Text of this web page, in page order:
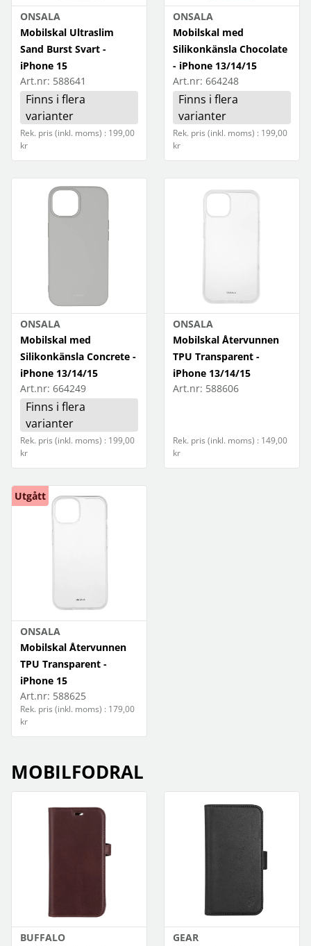
ONSALA
Mobilskal Ultraslim
Sand Burst Svart -
iPhone 15
Art.nr: 588641
Finns i flera
varianter
Rek. pris (inkl. moms) : 199,00
kr
ONSALA
Mobilskal med
Silikonkänsla Chocolate
- iPhone 13/14/15
Art.nr: 664248
Finns i flera
varianter
Rek. pris (inkl. moms) : 199,00
kr
ONSALA
Mobilskal med
Silikonkänsla Concrete -
iPhone 13/14/15
Art.nr: 664249
Finns i flera
varianter
Rek. pris (inkl. moms) : 199,00
kr
ONSALA
Mobilskal Återvunnen
TPU Transparent -
iPhone 13/14/15
Art.nr: 588606
Rek. pris (inkl. moms) : 149,00
kr
Utgått
ONSALA
Mobilskal Återvunnen
TPU Transparent -
iPhone 15
Art.nr: 588625
Rek. pris (inkl. moms) : 179,00
kr
MOBILFODRAL
BUFFALO
GEAR